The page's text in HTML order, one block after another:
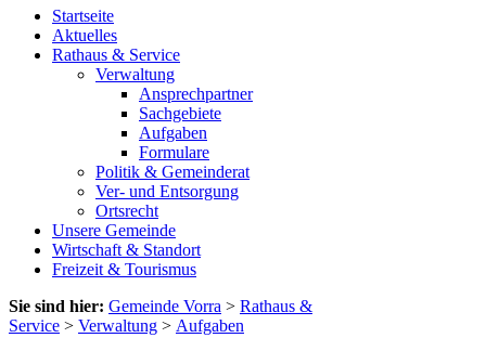
Startseite
Aktuelles
Rathaus & Service
Verwaltung
Ansprechpartner
Sachgebiete
Aufgaben
Formulare
Politik & Gemeinderat
Ver- und Entsorgung
Ortsrecht
Unsere Gemeinde
Wirtschaft & Standort
Freizeit & Tourismus
Sie sind hier: Gemeinde Vorra > Rathaus &
Service > Verwaltung > Aufgaben